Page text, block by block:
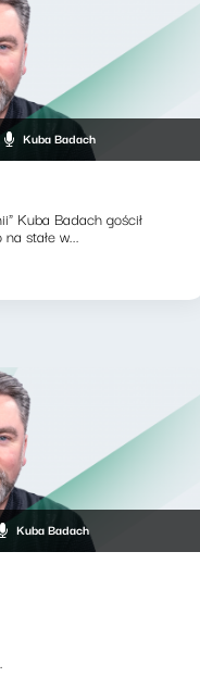
Kuba Badach
Kuba Badach gościł
stałe w...
Kuba Badach